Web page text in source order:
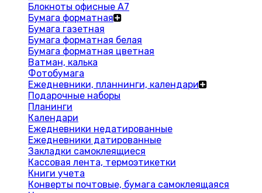
Блокноты офисные A7
Бумага форматная
Бумага газетная
Бумага форматная белая
Бумага форматная цветная
Ватман, калька
Фотобумага
Ежедневники, планнинги, календари
Подарочные наборы
Планинги
Календари
Ежедневники недатированные
Ежедневники датированные
Закладки самоклеящиеся
Кассовая лента, термоэтикетки
Книги учета
Конверты почтовые, бумага самоклеящаяся